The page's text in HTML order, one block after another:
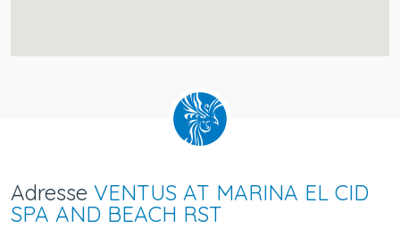
Adresse VENTUS AT MARINA EL CID
SPA AND BEACH RST